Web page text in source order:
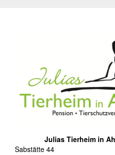
Julias Tierheim in
Sabstätte 44